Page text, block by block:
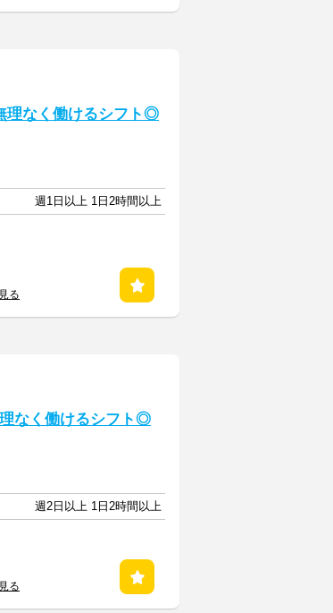
理なく働けるシフト◎
週1日以上 1日2時間以上
る
なく働けるシフト◎
週2日以上 1日2時間以上
る